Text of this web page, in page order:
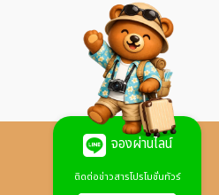
จองผ่านไลน์
ติดต่อข่าวสารโปรโมชั่นทัวร์